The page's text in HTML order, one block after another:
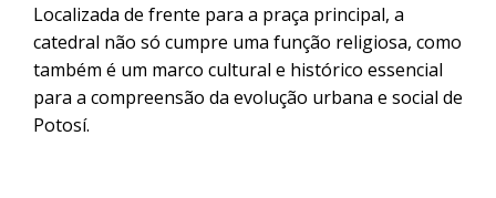
Localizada de frente para a praça principal, a
catedral não só cumpre uma função religiosa, como
também é um marco cultural e histórico essencial
para a compreensão da evolução urbana e social de
Potosí.